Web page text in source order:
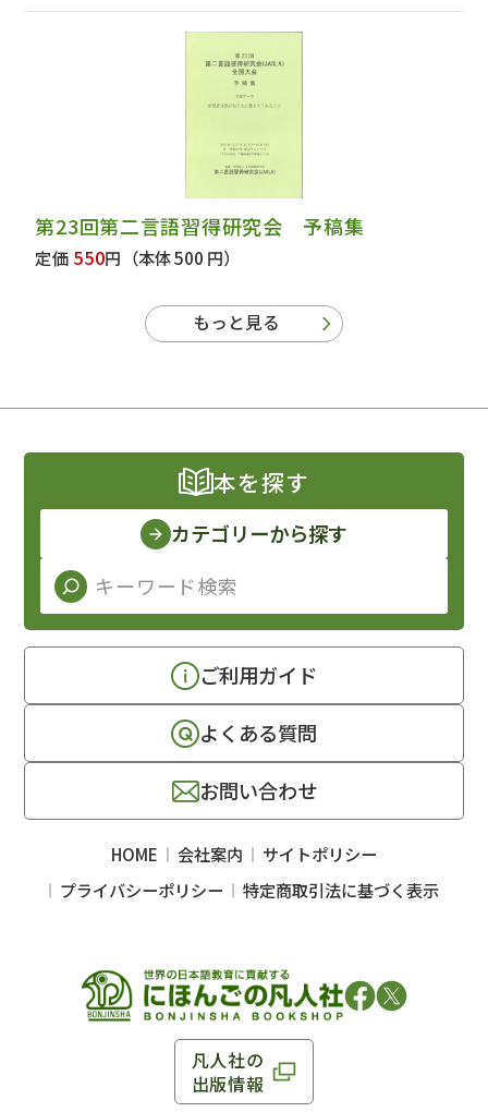
第23回第二言語習得研究会 予稿集
定価 550円 （本体 500 円）
もっと見る
凡人社の
出版情報
本を探す
カテゴリーから探す
ご利用ガイド
よくある質問
お問い合わせ
HOME 会社案内
サイトポリシー
プライバシーポリシー
特定商取引法に基づく表示